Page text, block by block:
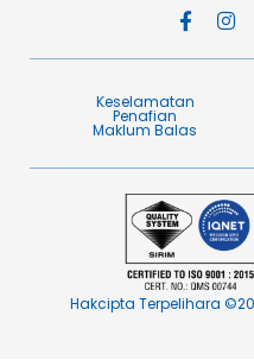
Keselamatan
Penafian​
Maklum Balas​
Hakcipta Terpelihara